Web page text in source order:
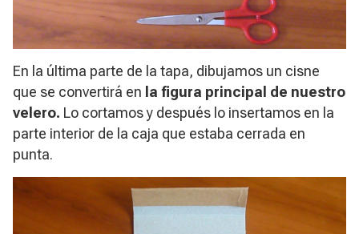
En la última parte de la tapa, dibujamos un cisne
que se convertirá en la figura principal de nuestro
velero. Lo cortamos y después lo insertamos en la
parte interior de la caja que estaba cerrada en
punta.